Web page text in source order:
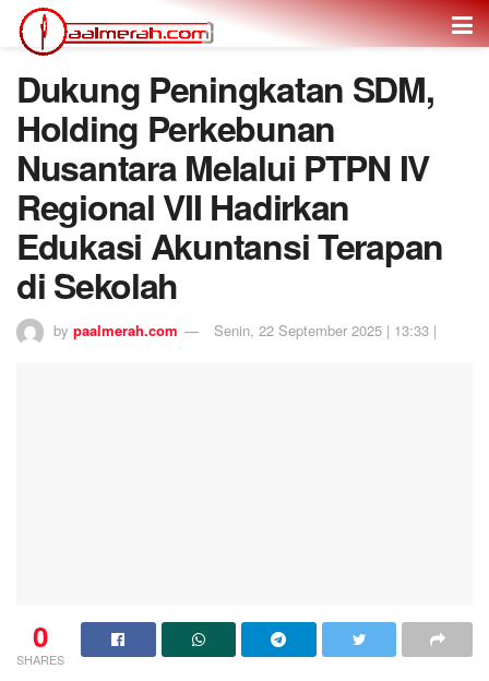
Dukung Peningkatan SDM,
Holding Perkebunan
Nusantara Melalui PTPN IV
Regional VII Hadirkan
Edukasi Akuntansi Terapan
di Sekolah
by paalmerah.com Senin, 22 September 2025 | 13:33 |
0
SHARES